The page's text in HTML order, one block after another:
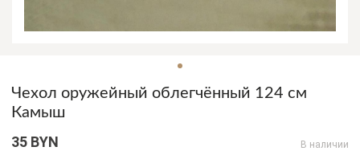
Чехол оружейный облегчённый 124 см
Камыш
35 BYN В наличии